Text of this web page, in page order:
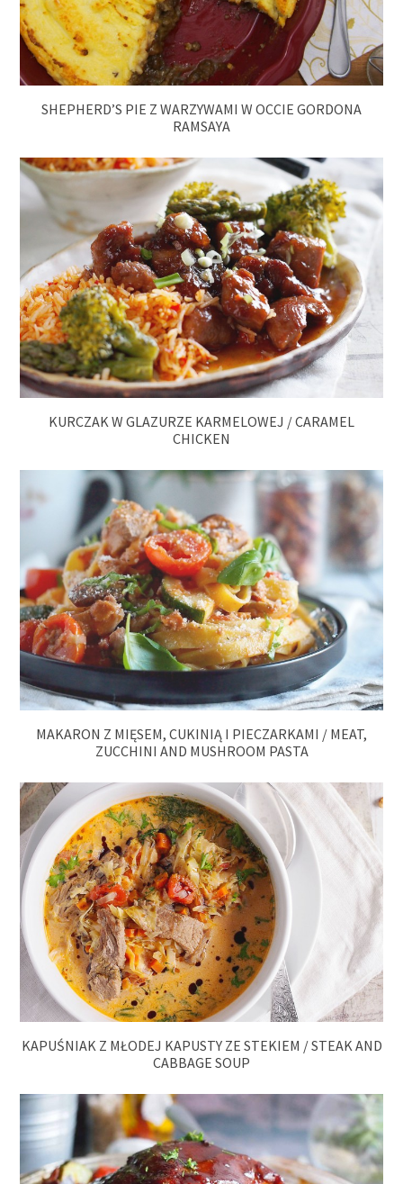
SHEPHERD’S PIE Z WARZYWAMI W OCCIE GORDONA
RAMSAYA
KURCZAK W GLAZURZE KARMELOWEJ / CARAMEL
CHICKEN
MAKARON Z MIĘSEM, CUKINIĄ I PIECZARKAMI / MEAT,
ZUCCHINI AND MUSHROOM PASTA
KAPUŚNIAK Z MŁODEJ KAPUSTY ZE STEKIEM / STEAK AND
CABBAGE SOUP